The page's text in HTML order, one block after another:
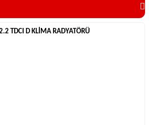
TDCI D KLİMA RADYATÖRÜ